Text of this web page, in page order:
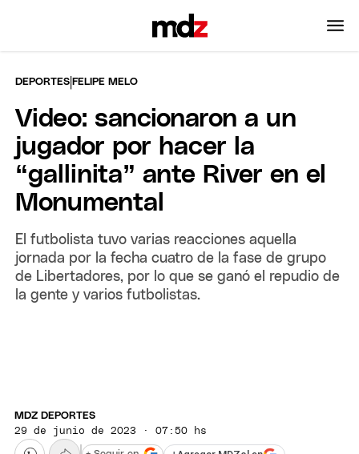
DEPORTES |FELIPE MELO
Video: sancionaron a un
jugador por hacer la
“gallinita” ante River en el
Monumental
El futbolista tuvo varias reacciones aquella
jornada por la fecha cuatro de la fase de grupo
de Libertadores, por lo que se ganó el repudio de
la gente y varios futbolistas.
MDZ DEPORTES
29 de junio de 2023 · 07:50 hs